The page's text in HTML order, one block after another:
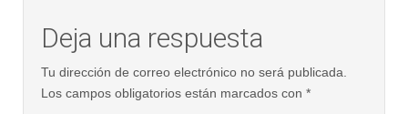
Deja una respuesta
Tu dirección de correo electrónico no será publicada.
Los campos obligatorios están marcados con *